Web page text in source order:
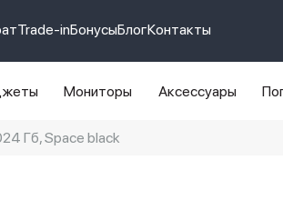
Trade-inБонусыБлогКонтакты
Мониторы Аксессуары
Гб, Space black